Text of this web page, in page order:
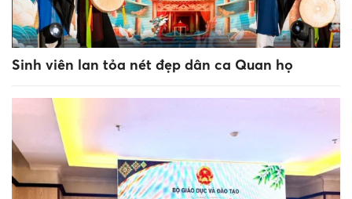
Sinh viên lan tỏa nét đẹp dân ca Quan họ